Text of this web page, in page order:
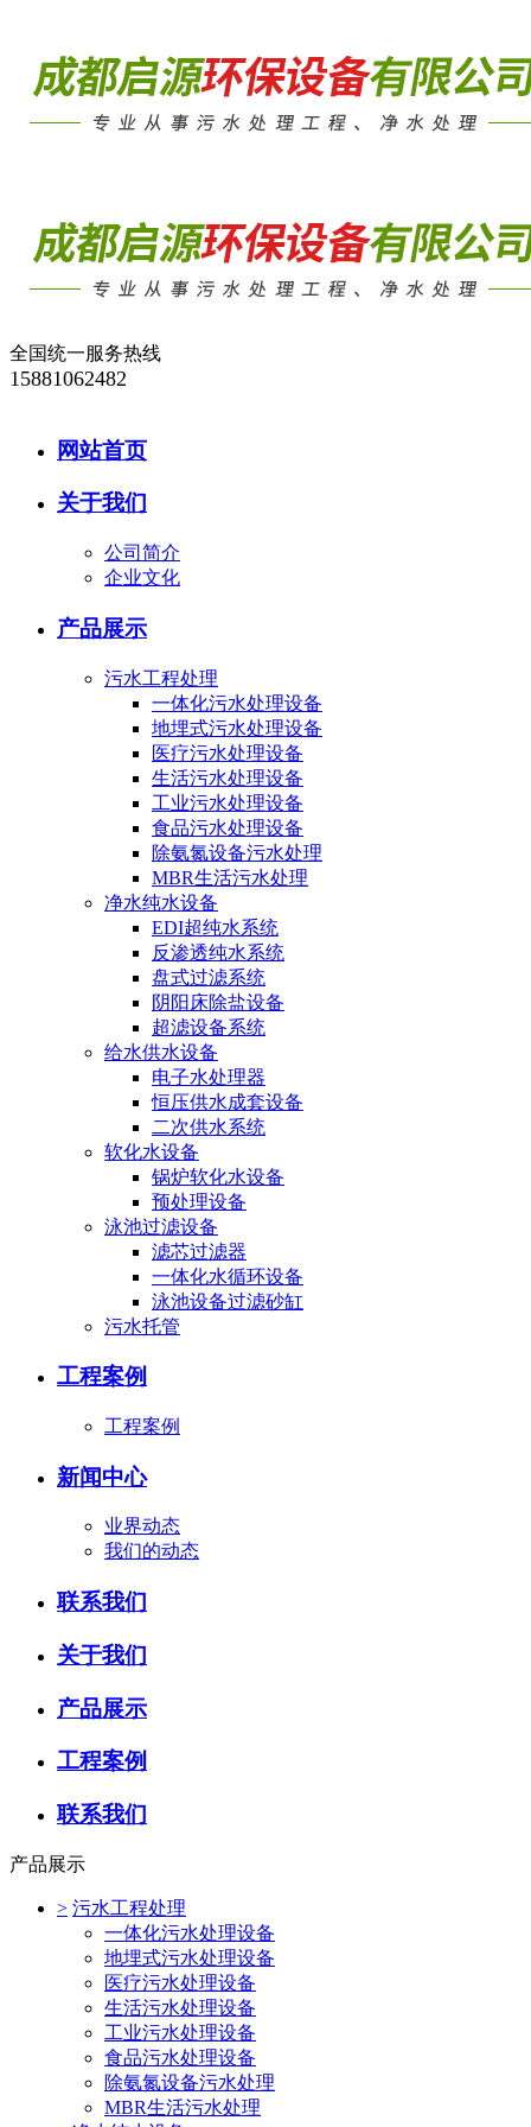
全国统一服务热线
15881062482
网站首页
关于我们
公司简介
企业文化
产品展示
污水工程处理
一体化污水处理设备
地埋式污水处理设备
医疗污水处理设备
生活污水处理设备
工业污水处理设备
食品污水处理设备
除氨氮设备污水处理
MBR生活污水处理
净水纯水设备
EDI超纯水系统
反渗透纯水系统
盘式过滤系统
阴阳床除盐设备
超滤设备系统
给水供水设备
电子水处理器
恒压供水成套设备
二次供水系统
软化水设备
锅炉软化水设备
预处理设备
泳池过滤设备
滤芯过滤器
一体化水循环设备
泳池设备过滤砂缸
污水托管
工程案例
工程案例
新闻中心
业界动态
我们的动态
联系我们
关于我们
产品展示
工程案例
联系我们
产品展示
> 污水工程处理
一体化污水处理设备
地埋式污水处理设备
医疗污水处理设备
生活污水处理设备
工业污水处理设备
食品污水处理设备
除氨氮设备污水处理
MBR生活污水处理